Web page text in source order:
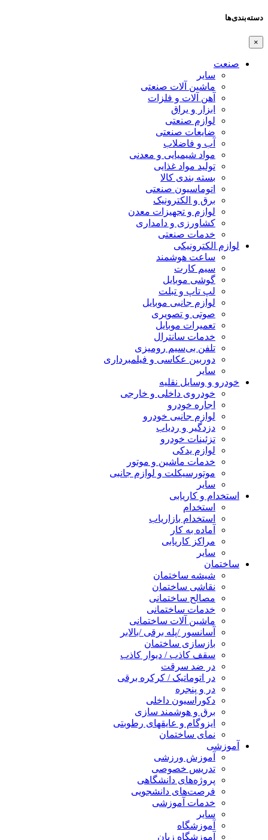
دسته‌بندی‌ها
×
صنعت
سایر
ماشین آلات صنعتی
آهن آلات و فلزات
ابزار و یراق
لوازم صنعتی
ضایعات صنعتی
آب و فاضلاب
مواد شیمیایی و معدنی
تولید مواد غذایی
بسته بندی کالا
اتوماسیون صنعتی
برق و الکترونیک
لوازم و تجهیزات معدن
کشاورزی و دامداری
خدمات صنعتی
لوازم الکترونیکی
ساعت هوشمند
سیم کارت
گوشی موبایل
لپ تاپ و تبلت
لوازم جانبی موبایل
صوتی و تصویری
تعمیرات موبایل
خدمات سانترال
تلفن بی‌سیم رومیزی
دوربین عکاسی و فیلمبرداری
سایر
خودرو و وسایل نقلیه
خودروی داخلی و خارجی
اجاره خودرو
لوازم جانبی خودرو
دزدگیر و ردیاب
تزئینات خودرو
لوازم یدکی
خدمات ماشین و موتور
موتورسیکلت و لوازم جانبی
سایر
استخدام و کاریابی
استخدام
استخدام بازاریاب
آماده به کار
مراکز کاریابی
سایر
ساختمان
شیشه ساختمان
نقاشی ساختمان
مصالح ساختمانی
خدمات ساختمانی
ماشین آلات ساختمانی
آسانسور /پله برقی /بالابر
بازسازی ساختمان
سقف کاذب / دیوار کاذب
در ضد سرقت
در اتوماتیک / کرکره برقی
در و پنجره
دکوراسیون داخلی
برق و هوشمند سازی
ایزوگام و عایقهای رطوبتی
نمای ساختمان
آموزشی
آموزش ورزشی
تدریس خصوصی
پروژه‌های دانشگاهی
فرصت‌های دانشجویی
خدمات آموزشی
سایر
آموزشگاه
آموزشگاه زبان